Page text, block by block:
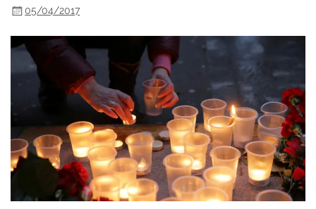
05/04/2017